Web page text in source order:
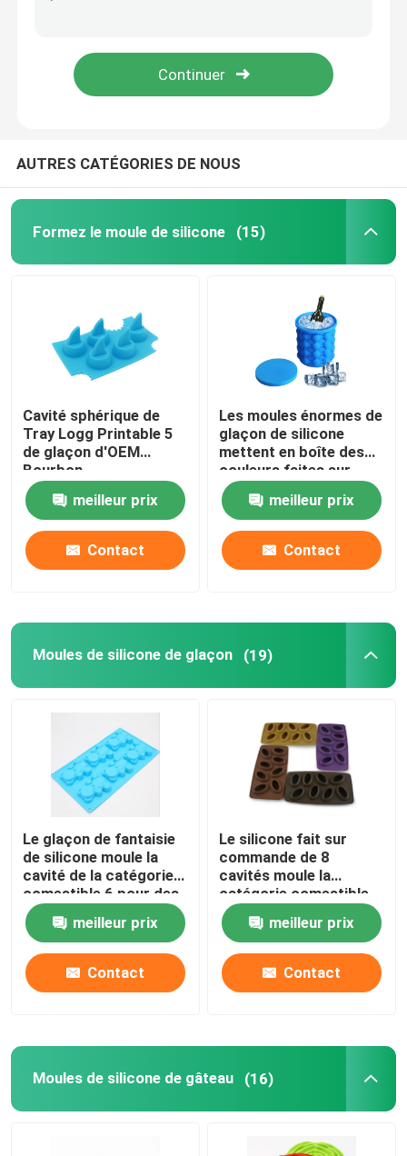
Gants de main de silicone
Outils de cuisine de silicone
Bracelets en caoutchouc de silicone
AUTRES CATÉGORIES DE NOUS
Formez le moule de silicone (15)
Cavité sphérique de
Tray Logg Printable 5
de glaçon d'OEM
Bourbon
personnalisable
meilleur prix
Contact
Les moules énormes de
glaçon de silicone
mettent en boîte des
couleurs faites sur
commande de Bucke
pour le vin de
refroidissement
meilleur prix
Contact
Moules de silicone de glaçon (19)
Le glaçon de fantaisie
de silicone moule la
cavité de la catégorie
comestible 6 pour des
cocktails
meilleur prix
Contact
Le silicone fait sur
commande de 8
cavités moule la
catégorie comestible,
grain de café de moule
de glaçon formé
meilleur prix
Contact
Moules de silicone de gâteau (16)